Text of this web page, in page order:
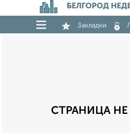
БЕЛГОРОД
Закладки
СТРАНИЦА